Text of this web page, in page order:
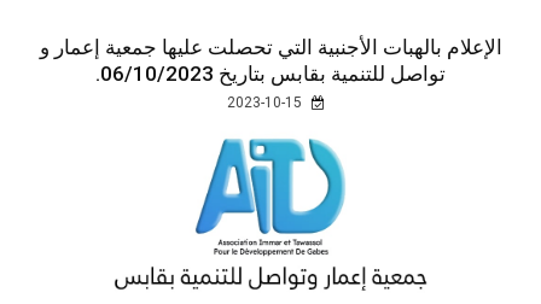
الإعلام بالهبات الأجنبية التي تحصلت عليها جمعية إعمار و
تواصل للتنمية بقابس بتاريخ 06/10/2023.